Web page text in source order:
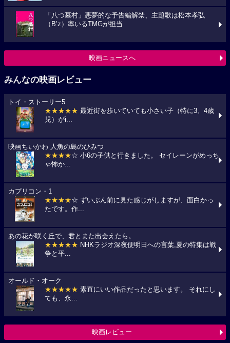
「八つ墓村」悪夢的な予告編解禁、主題歌は松本孝弘
（B’z）率いるTMGが担当
映画ニュースへ
みんなの映画レビュー
トイ・ストーリー5
★★★★★ 最近街を歩いていても小さい子（特に3、4歳
児）がi...
映画ちいかわ 人魚の島のひみつ
★★★★☆ 小6の子供と行きました。 セイレーンがめっち
ゃ怖か...
カプリコン・1
★★★★☆ ずいぶん前に見た感じがしますが、面白かっ
たです。作...
あの花が咲く丘で、君とまた出会えたら。
★★★★★ NHKラジオ深夜便明日への言葉,夏の特集は戦
争と平...
オールド・オーク
★★★★★ 素直にいい作品だったと思います。 それにし
ても、永...
映画レビュー